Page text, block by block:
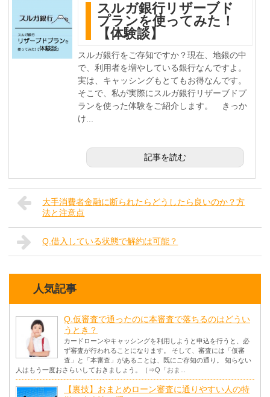
スルガ銀行リザーブド
プランを使ってみた！
【体験談】
スルガ銀行をご存知ですか？現在、地銀の中
で、利用者を増やしている銀行なんですよ。
実は、キャッシングもとてもお得なんです。
そこで、私が実際にスルガ銀行リザーブドプ
ランを使った体験をご紹介します。 きっか
け...
記事を読む
大手消費者金融に断られたらどうしたら良いのか？方
法と注意点
Q.借入している状態で解約は可能？
人気記事
Q.仮審査で通ったのに本審査で落ちるのはどうい
うとき？
カードローンやキャッシングを利用しようと申込を行うと、必
ず審査が行われることになります。 そして、審査には「仮審
査」と「本審査」があることは、既にご存知の通り。 知らない
人はもう一度おさらいしておきましょう。（⇒Q「おま...
【裏技】おまとめローン審査に通りやすい人の特